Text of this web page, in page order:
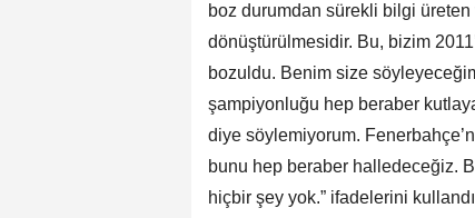
boz durumdan sürekli bilgi üreten
dönüştürülmesidir. Bu, bizim
bozuldu. Benim size
şampiyonluğu hep beraber
diye söylemiyorum.
bunu hep beraber halledeceğiz.
hiçbir şey yok.” ifadelerini